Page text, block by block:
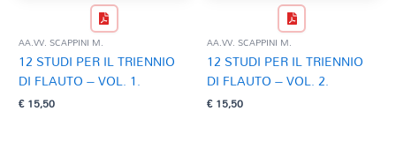
AA.VV. SCAPPINI M.
12 STUDI PER IL TRIENNIO
DI FLAUTO – VOL. 1.
€15,50
AA.VV. SCAPPINI M.
12 STUDI PER IL TRIENNIO
DI FLAUTO – VOL. 2.
€15,50